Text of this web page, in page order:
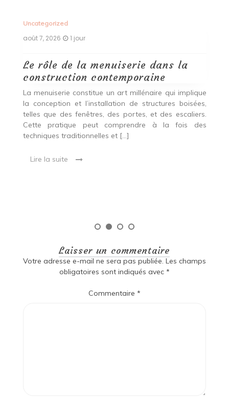
Uncategorized
août 7, 2026 1 jour
Le rôle de la menuiserie dans la
construction contemporaine
La menuiserie constitue un art millénaire qui implique
la conception et l’installation de structures boisées,
telles que des fenêtres, des portes, et des escaliers.
Cette pratique peut comprendre à la fois des
techniques traditionnelles et […]
Lire la suite
Laisser un commentaire
Votre adresse e-mail ne sera pas publiée. Les champs
obligatoires sont indiqués avec *
Commentaire *